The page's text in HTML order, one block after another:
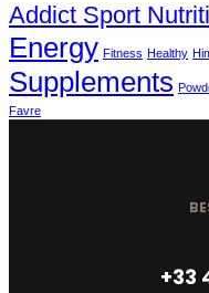
Addict Sport
Energy Fitness Healthy
Supplements
Favre
+33